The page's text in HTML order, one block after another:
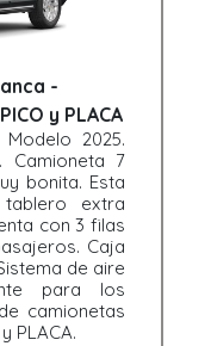
-
y PLACA
Modelo 2025.
Camioneta 7
bonita. Esta
extra
con 3 filas
Caja
de aire
para los
camionetas
PLACA.